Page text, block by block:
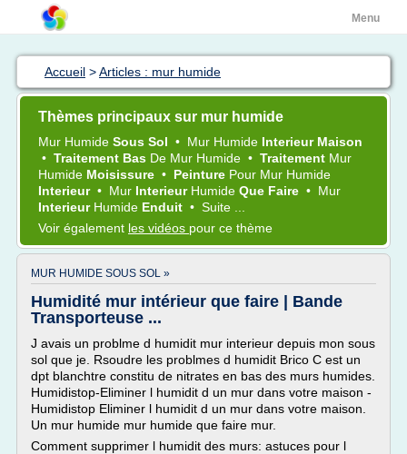
Menu
Accueil >Articles : mur humide
Thèmes principaux sur mur humide
Mur Humide Sous Sol • Mur Humide Interieur Maison
• Traitement Bas De Mur Humide • Traitement Mur
Humide Moisissure • Peinture Pour Mur Humide
Interieur • Mur Interieur Humide Que Faire • Mur
Interieur Humide Enduit • Suite ...
Voir également les vidéos pour ce thème
MUR HUMIDE SOUS SOL »
Humidité mur intérieur que faire | Bande
Transporteuse ...
J avais un problme d humidit mur interieur depuis mon sous
sol que je. Rsoudre les problmes d humidit Brico C est un
dpt blanchtre constitu de nitrates en bas des murs humides.
Humidistop-Eliminer l humidit d un mur dans votre maison -
Humidistop Eliminer l humidit d un mur dans votre maison.
Un mur humide mur humide que faire mur.
Comment supprimer l humidit des murs: astuces pour l